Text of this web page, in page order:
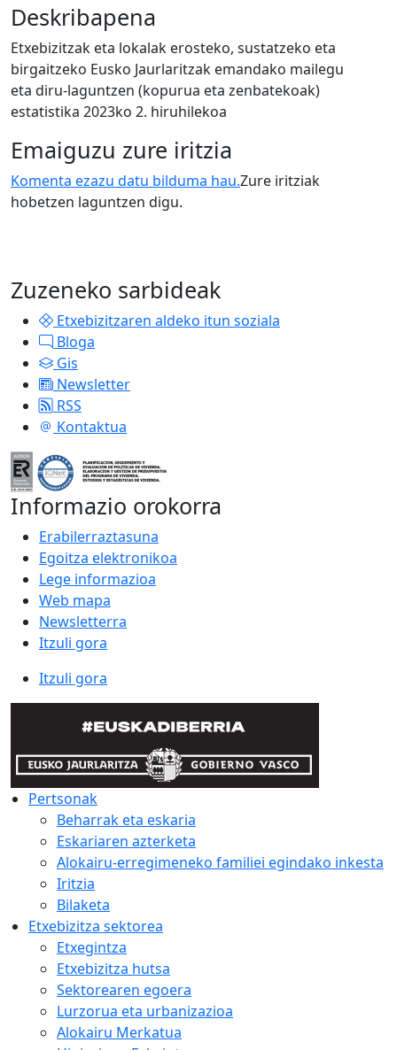
Deskribapena
Etxebizitzak eta lokalak erosteko, sustatzeko eta
birgaitzeko Eusko Jaurlaritzak emandako mailegu
eta diru-laguntzen (kopurua eta zenbatekoak)
estatistika 2023ko 2. hiruhilekoa
Emaiguzu zure iritzia
Komenta ezazu datu bilduma hau.Zure iritziak
hobetzen laguntzen digu.
Zuzeneko sarbideak
Etxebizitzaren aldeko itun soziala
Bloga
Gis
Newsletter
RSS
Kontaktua
Informazio orokorra
Erabilerraztasuna
Egoitza elektronikoa
Lege informazioa
Web mapa
Newsletterra
Itzuli gora
Itzuli gora
Pertsonak
Beharrak eta eskaria
Eskariaren azterketa
Alokairu-erregimeneko familiei egindako inkesta
Iritzia
Bilaketa
Etxebizitza sektorea
Etxegintza
Etxebizitza hutsa
Sektorearen egoera
Lurzorua eta urbanizazioa
Alokairu Merkatua